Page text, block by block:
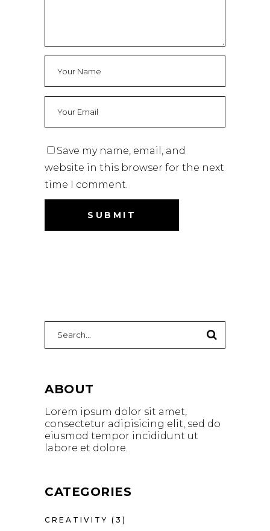
Save my name, email, and
website in this browser for the next
time I comment.
ABOUT
Lorem ipsum dolor sit amet,
consectetur adipisicing elit, sed do
eiusmod tempor incididunt ut
labore et dolore.
CATEGORIES
CREATIVITY (3)